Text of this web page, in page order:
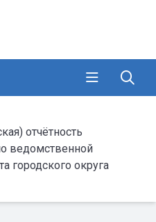
отчётность
ведомственной
городского округа